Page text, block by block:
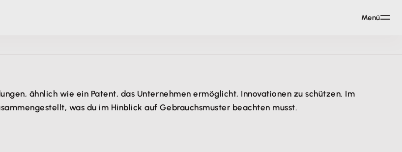
ähnlich wie ein Patent, das Unternehmen ermöglicht, Innovationen zu schützen. Im
was du im Hinblick auf Gebrauchsmuster beachten musst.
Menü